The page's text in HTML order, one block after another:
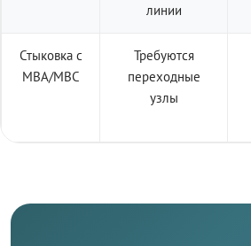
линии
Стыковка с
МВА/МВС
Требуются
переходные
узлы